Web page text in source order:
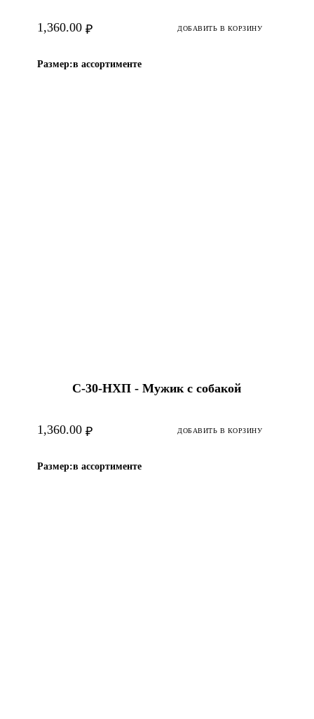
₽
1,360.00 ДОБАВИТЬ В КОРЗИНУ
Размер:в ассортименте
С-30-HХП - Мужик с собакой
₽
1,360.00 ДОБАВИТЬ В КОРЗИНУ
Размер:в ассортименте